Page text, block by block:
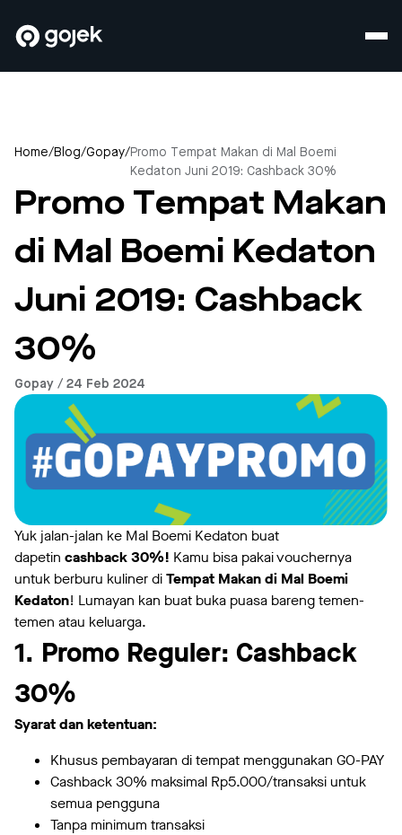
Home/Blog/Gopay/Promo Tempat Makan di Mal Boemi
Kedaton Juni 2019: Cashback 30%
Promo Tempat Makan
di Mal Boemi Kedaton
Juni 2019: Cashback
30%
Gopay / 24 Feb 2024
Yuk jalan-jalan ke Mal Boemi Kedaton buat
dapetin cashback 30%! Kamu bisa pakai vouchernya
untuk berburu kuliner diTempat Makan di Mal Boemi
Kedaton! Lumayan kan buat buka puasa bareng temen-
temen atau keluarga.
1. Promo Reguler: Cashback
30%
Syarat dan ketentuan:
Khusus pembayaran di tempat menggunakan GO-PAY
Cashback 30% maksimal Rp5.000/transaksi untuk
semua pengguna
Tanpa minimum transaksi